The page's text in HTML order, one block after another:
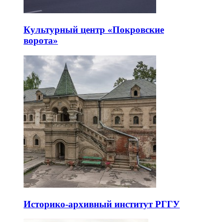
Культурный центр «Покровские
ворота»
Историко-архивный институт РГГУ